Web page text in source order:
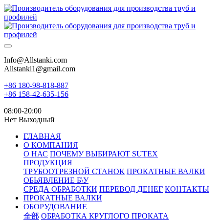
Info@Allstanki.com
Allstanki1@gmail.com
+86 180-98-818-887
+86 158-42-635-156
08:00-20:00
Нет Выходный
ГЛАВНАЯ
О КОМПАНИЯ
О НАС ПОЧЕМУ ВЫБИРАЮТ SUTEX
ПРОДУКЦИЯ
ТРУБООТРЕЗНОЙ СТАНОК ПРОКАТНЫЕ ВАЛКИ
ОБЬЯВЛЕНИЕ Б\У
СРЕДА ОБРАБОТКИ ПЕРЕВОД ДЕНЕГ КОНТАКТЫ
ПРОКАТНЫЕ ВАЛКИ
ОБОРУДОВАНИЕ
全部 ОБРАБОТКА КРУГЛОГО ПРОКАТА